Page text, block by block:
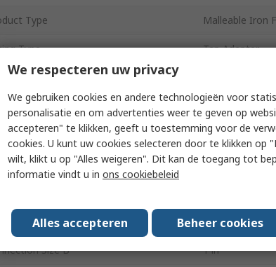
Type Malleable Iron
Type Tap Adapter
Gender A
Standard A BSPT
Type A Male BSPT 1In
Size A 1 in
Gender B
Standard B BSPP
Size B 1 in
We respecteren uw privacy
We gebruiken cookies en andere technologieën voor
personalisatie en om advertenties weer te geven op
accepteren" te klikken, geeft u toestemming voor de
cookies. U kunt uw cookies selecteren door te klikken op
wilt, klikt u op "Alles weigeren". Dit kan de toegang tot
informatie vindt u in ons cookiebeleid
Alles accepteren Beheer cookies